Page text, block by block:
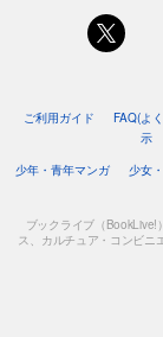
ご利用ガイド FAQ(よ
示
少年・青年マンガ
少女
ブックライブ（BookLive!
ス、カルチュア・コンビニ